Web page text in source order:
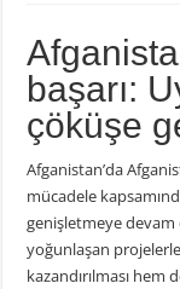
başarı:
çöküşe
Afganistan’da
mücadele
genişletmeye
yoğunlaşan
kazandırılması